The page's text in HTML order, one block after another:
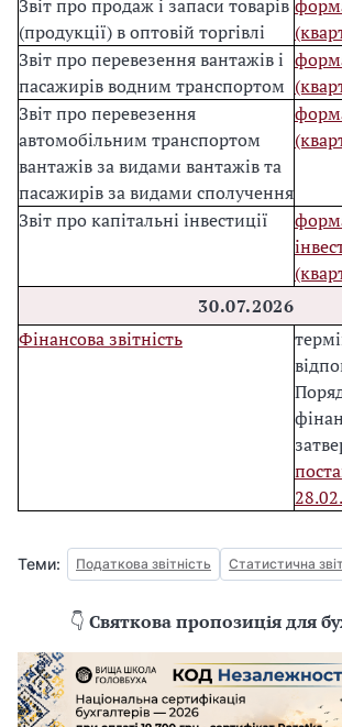
Звіт про продаж і запаси товарів
(продукції) в оптовій торгівлі
Звіт про перевезення вантажів і
пасажирів водним транспортом
Звіт про перевезення
автомобільним транспортом
вантажів за видами вантажів та
пасажирів за видами сполучення
Звіт про капітальні інвестиції
30.07.2026
Фінансова звітність
Теми: Податкова звітність Статистична
👇 Святкова пропозиція для